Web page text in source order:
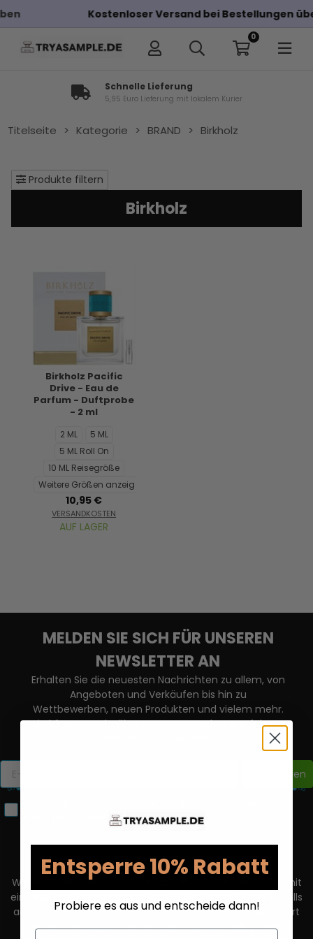
Kostenloser Versand bei Bestellungen über 100€
0
Schnelle Lieferung
5,95 Euro Lieferung mit lokalem Kurier
Titelseite > Kategorie > BRAND > Birkholz
Produkte filtern
Birkholz
Birkholz Pacific
Drive - Eau de
Parfum - Duftprobe
- 2 ml
2 ML
5 ML
5 ML Roll On
10 ML Reisegröße
Weitere Größen anzeigen...
10,95 €
VERSANDKOSTEN
AUF LAGER
MELDEN SIE SICH FÜR UNSEREN
NEWSLETTER AN
Erhalten Sie die neuesten Nachrichten zu allem, von
Angeboten und Verkäufen bis hin zu
Wettbewerben, neuen Produkten und vielem mehr.
Sie können mehr über unseren Newsletter erfahren,
Registrieren
eines personalisierten Nutzerprofils.
Wenn Sie unseren Newsletter abonnieren, willigen Sie damit
ein, dass Ihre Bestandsdaten wie E-Mail-Adresse sowie (falls
angegeben) Vorname, Name und Geschlecht gespeichert
werden. Ihre Daten werden dann auf Grundlage Ihrer
Entsperre 10% Rabatt
Probiere es aus und entscheide dann!